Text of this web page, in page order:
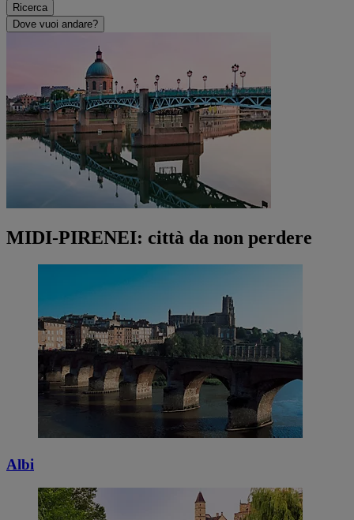
Ricerca
Dove vuoi andare?
MIDI-PIRENEI: città da non perdere
Albi